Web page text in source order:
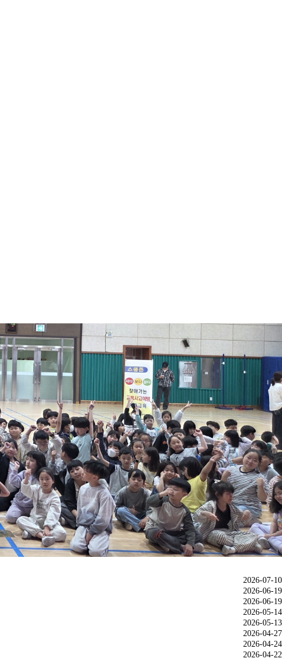
2026-07-10
2026-06-19
2026-06-19
2026-05-14
2026-05-13
2026-04-27
2026-04-24
2026-04-22